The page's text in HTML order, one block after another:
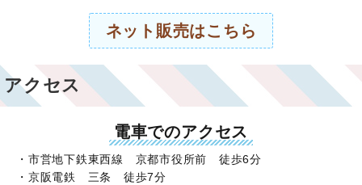
ネット販売はこちら
アクセス
電車でのアクセス
・市営地下鉄東西線 京都市役所前 徒歩6分
・京阪電鉄 三条 徒歩7分